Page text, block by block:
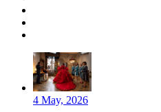
4 May, 2026